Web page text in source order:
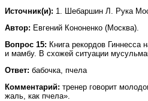
Источник(и): 1. Шебаршин Л. Рука
Автор: Евгений Кононенко (Москва).
Вопрос 15: Книга рекордов
и мамбу. В схожей ситуации
Ответ: бабочка, пчела
Комментарий: тренер говорит
жаль, как пчела».